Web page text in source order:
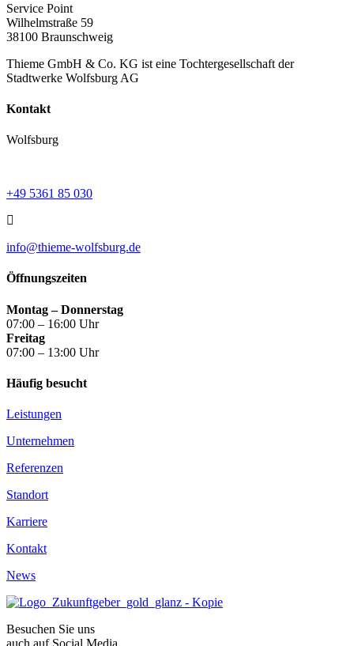
Service Point
Wilhelmstraße 59
38100 Braunschweig
Thieme GmbH & Co. KG ist eine Tochtergesellschaft der
Stadtwerke Wolfsburg AG
Kontakt
Wolfsburg
+49 5361 85 030
info@thieme-wolfsburg.de
Öffnungszeiten
Montag – Donnerstag
07:00 – 16:00 Uhr
Freitag
07:00 – 13:00 Uhr
Häufig besucht
Leistungen
Unternehmen
Referenzen
Standort
Karriere
Kontakt
News
Besuchen Sie uns